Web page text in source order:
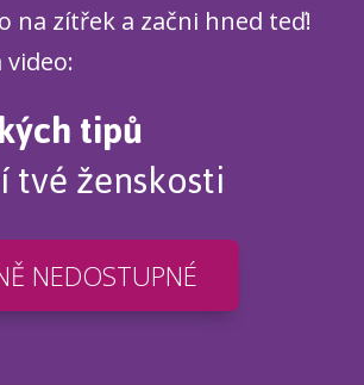
na zítřek a začni hned teď!
video:
tipů
tvé ženskosti
NEDOSTUPNÉ